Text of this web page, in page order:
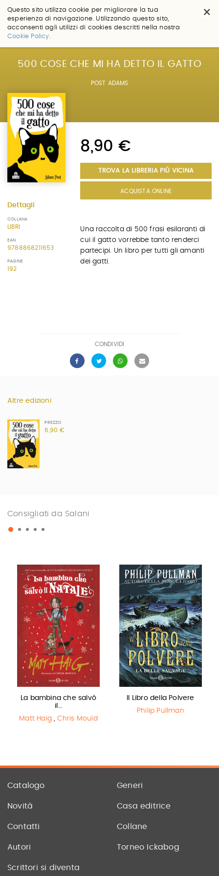
×
Questo sito utilizza cookie per migliorare la tua
esperienza di navigazione. Utilizzando questo sito,
acconsenti agli utilizzi di cookies descritti nella nostra
Cookie Policy.
Salta
Salta500 COSE CHE MI HA DETTO IL GATTO
POST ADAMS
Dettagli
COLLANA
LIBRI
EAN
9788868211653
PAGINE
192
8,90 €
TROVA LA LIBRERIA PIÙ VICINA
ACQUISTA ONLINE
Una raccolta di 500 frasi esilaranti di
cui il gatto vorrebbe tanto renderci
partecipi. Un libro per tutti gli amanti
dei gatti.
CONDIVIDI
Altre edizioni
PREZZO
6,90 €
Consigliati da Salani
La bambina che salvò
il…
Matt Haig , Chris Mould
Il Libro della Polvere
Philip Pullman
Catalogo Generi
Novità Casa editrice
Contatti Collane
Autori Torneo Ickabog
Scrittori si diventa